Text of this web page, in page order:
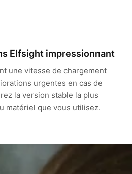
Elfsight impressionnant
une vitesse de chargement
urgentes en cas de
la version stable la plus
matériel que vous utilisez.